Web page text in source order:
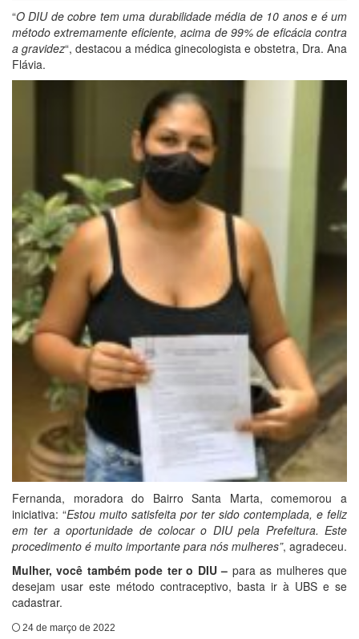
“O DIU de cobre tem uma durabilidade média de 10 anos e é um
método extremamente eficiente, acima de 99% de eficácia contra
a gravidez“, destacou a médica ginecologista e obstetra, Dra. Ana
Flávia.
Fernanda, moradora do Bairro Santa Marta, comemorou a
iniciativa: “Estou muito satisfeita por ter sido contemplada, e feliz
em ter a oportunidade de colocar o DIU pela Prefeitura. Este
procedimento é muito importante para nós mulheres”, agradeceu.
Mulher, você também pode ter o DIU – para as mulheres que
desejam usar este método contraceptivo, basta ir à UBS e se
cadastrar.
24 de março de 2022